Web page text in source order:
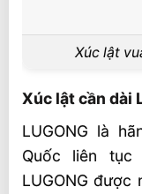
Xúc lật
Xúc lật cần dài
LUGONG là
Quốc liên
LUGONG được